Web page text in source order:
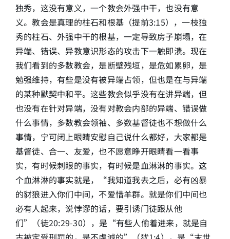
独秀，这没有意义，一个教会外强中干，也没有意
义。教会是真理的柱石和根基（提前3:15），一枝独
秀的柱石、外强中干的根基，一定导致房子崩塌，在
异端、错误、异教意识形态的攻击下一触即溃。现在
我们看到的多数教会，是断壁残垣，是危如累卵，是
勉强维持，有些是没有被异端占领，但也是在与异端
的某种默契中和平。这些教会似乎没有在讲异端，但
也没有在针对异端，没有对教会内部的异端、错误做
什么事情，多数教会领袖、多数基督徒也不想做什么
事情，宁可闭上眼睛安慰自己说什么都好，大家都是
基督徒、合一、友爱，也不愿意睁开眼睛看一看事
实，有时候刺眼的事实，有时候是血淋淋的事实。这
个血淋淋的事实就是，“我知道我去之后，必有凶暴
的豺狼进入你们中间，不爱惜羊群。就是你们中间也
必有人起来，说悖谬的话，要引诱门徒跟从他
们”（徒20:29-30），是“有些人偷着进来，就是自